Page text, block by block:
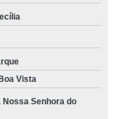
Vista
Nossa Senhora do